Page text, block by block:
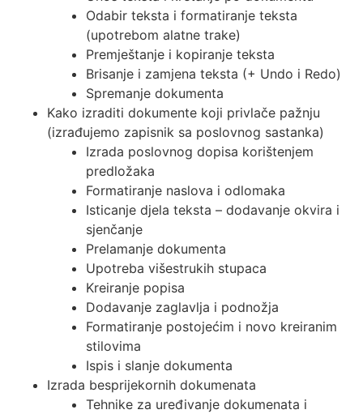
Odabir teksta i formatiranje teksta
(upotrebom alatne trake)
Premještanje i kopiranje teksta
Brisanje i zamjena teksta (+ Undo i Redo)
Spremanje dokumenta
Kako izraditi dokumente koji privlače pažnju
(izrađujemo zapisnik sa poslovnog sastanka)
Izrada poslovnog dopisa korištenjem
predložaka
Formatiranje naslova i odlomaka
Isticanje djela teksta – dodavanje okvira i
sjenčanje
Prelamanje dokumenta
Upotreba višestrukih stupaca
Kreiranje popisa
Dodavanje zaglavlja i podnožja
Formatiranje postojećim i novo kreiranim
stilovima
Ispis i slanje dokumenta
Izrada besprijekornih dokumenata
Tehnike za uređivanje dokumenata i